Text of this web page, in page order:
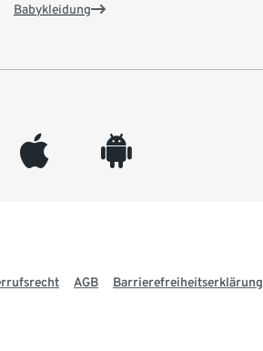
Babykleidung
appleinc android
AGB Barrierefreiheitserklärung